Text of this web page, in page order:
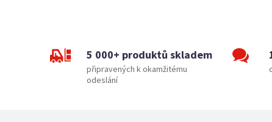
5 000+ produktů skladem
připravených k okamžitému
odeslání